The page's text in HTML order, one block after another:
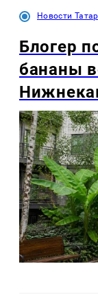
Новости
Блогер
бананы